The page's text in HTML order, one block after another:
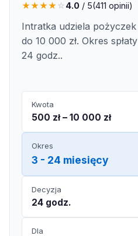
★★★★☆4.0 / 5(411 opinii)
Intratka udziela
do 10 000 zł. Okres
24 godz..
Kwota
500 zł – 10 000 zł
Okres
3 - 24 miesięcy
Decyzja
24 godz.
Dla